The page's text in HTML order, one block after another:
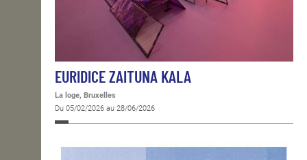
EURIDICE ZAITUNA KALA
La loge, Bruxelles
Du 05/02/2026 au 28/06/2026